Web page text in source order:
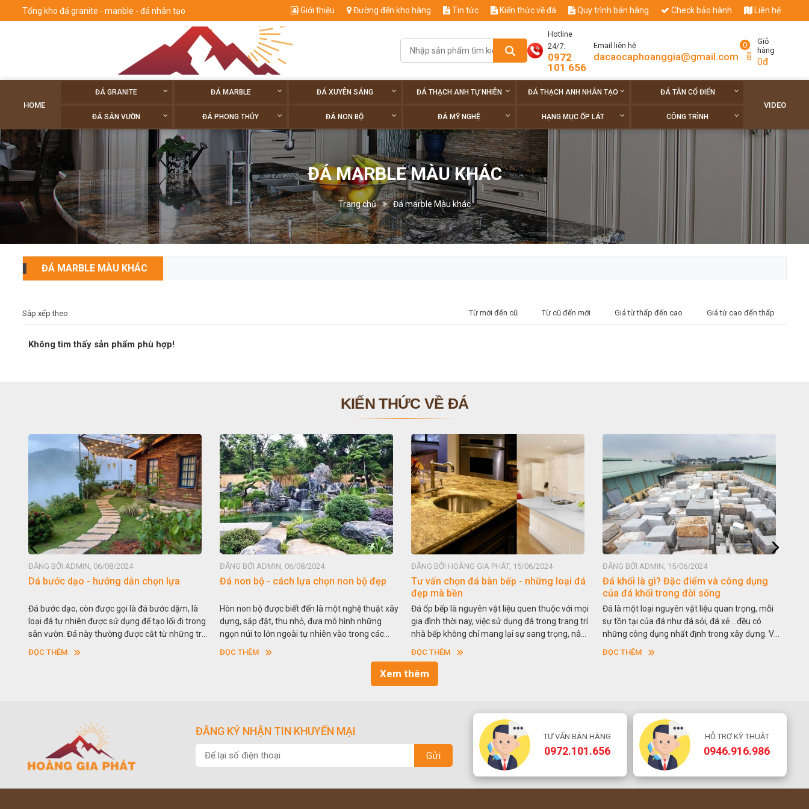
Tổng kho đá granite - manble - đá nhân tạo Giới thiệu Đường đến kho hàng Tin tức Kiến thức về đá Quy trình bán hàng Check bảo hành Liên hệ
Hotline
24/7:
0972
101 656
Email liên hệ
dacaocaphoanggia@gmail.com
0
Giỏ
hàng
0đ
HOME
ĐÁ GRANITE ĐÁ MARBLE ĐÁ XUYÊN SÁNG ĐÁ THẠCH ANH TỰ NHIÊN ĐÁ THẠCH ANH NHÂN TẠO ĐÁ TÂN CỔ ĐIỂN
ĐÁ SÂN VƯỜN ĐÁ PHONG THỦY ĐÁ NON BỘ ĐÁ MỸ NGHỆ HẠNG MỤC ỐP LÁT CÔNG TRÌNH
VIDEO
ĐÁ MARBLE MÀU KHÁC
Trang chủ Đá marble Màu khác
ĐÁ MARBLE MÀU KHÁC
Sắp xếp theo Từ mới đến cũ Từ cũ đến mới Giá từ thấp đến cao Giá từ cao đến thấp
Không tìm thấy sản phẩm phù hợp!
KIẾN THỨC VỀ ĐÁ
ĐĂNG BỞI ADMIN, 06/08/2024
Dá bước dạo - hướng dẫn chọn lựa
Đá bước dạo, còn được gọi là đá bước dặm, là
loại đá tự nhiên được sử dụng để tạo lối đi trong
sân vườn. Đá này thường được cắt từ những trụ
đá lớn hoặc theo quy cách xác định sẵn với hình
vuông hoặc hình chữ nhật và có độ dày khác
ĐỌC THÊM
ĐĂNG BỞI ADMIN, 06/08/2024
Đá non bộ - cách lựa chọn non bộ đẹp
Hòn non bộ được biết đến là một nghệ thuật xây
dựng, sắp đặt, thu nhỏ, đưa mô hình những
ngọn núi to lớn ngoài tự nhiên vào trong các
vườn cảnh. Hay nói một cách khác, người ta gọi
là “giả sơn”. Nghệ thuật hòn non bộ nhằm phục
vụ cho mục đích thưởng ngoạn và phong thủy
ĐỌC THÊM
ĐĂNG BỞI HOÀNG GIA PHÁT, 15/06/2024
Tư vấn chọn đá bàn bếp - những loại đá
đẹp mà bền
Đá ốp bếp là nguyên vật liệu quen thuộc với mọi
gia đình thời nay, việc sử dụng đá trong trang trí
nhà bếp không chỉ mang lại sự sang trọng, nâng
cao tính thẩm mỹ mà còn bền bỉ theo thời gian.
So với nguyên liệu đá tự nhiên, đá thạch anh
nhân tạo cũng khá phổ biến và khá được ưa
dùng. Vậy nên chọn đá tự nhiên hay nhân tạo
ĐỌC THÊM
ĐĂNG BỞI ADMIN, 15/06/2024
Đá khối là gì? Đặc điểm và công dụng
của đá khối trong đời sống
Đá là một loại nguyên vật liệu quan trọng, mỗi
sự tồn tại của đá như đá sỏi, đá xẻ …đều có
những công dụng nhất định trong xây dựng. Và
đá khối là một khái niệm chưa được biết đến
nhiều vì chúng khá đặc thù. Vậy đá khối là gì?
ĐỌC THÊM
Xem thêm
ĐĂNG KÝ NHẬN TIN KHUYẾN MẠI
Gửi
TƯ VẤN BÁN HÀNG
0972.101.656
HỖ TRỢ KỸ THUẬT
0946.916.986